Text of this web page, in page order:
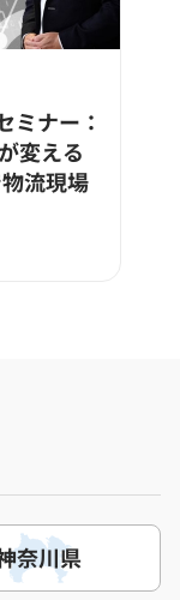
ミナー：
変える
流現場
奈川県